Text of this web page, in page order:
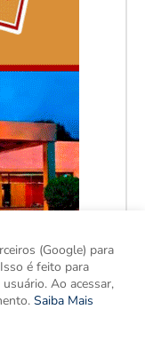
(Google) para
é feito para
Ao acessar,
Saiba Mais